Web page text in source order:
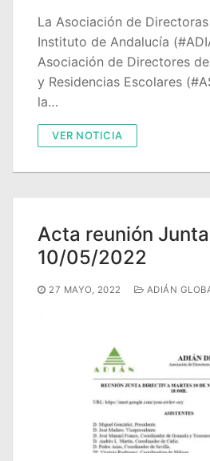
Adián Almería
Adián Cádiz
Adián Córdoba
Adián Granada
Adián Málaga
Adián Sevilla
Noticias
Enlaces
Consejería de Educación
FEDADi
Portal AVERROES
Portal SÉNECA
Portal IEDA
Contacto
Hazte Socio
La Asociación de
Instituto de Andalucía
Asociación de Directores
y Residencias Escolares
la…
VER NOTICIA
Acta reunión
10/05/2022
27 MAYO, 2022 ADIÁN